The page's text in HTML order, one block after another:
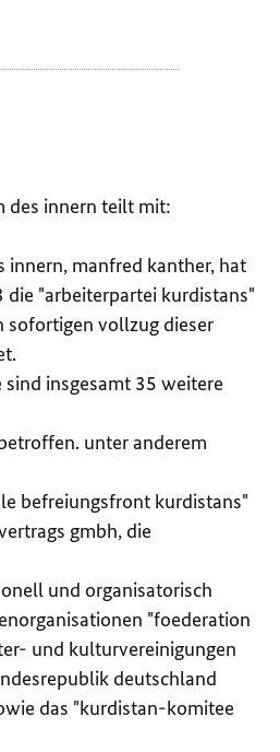
des innern teilt mit:
innern, manfred kanther, hat
die "arbeiterpartei kurdistans"
sofortigen vollzug dieser
insgesamt 35 weitere
unter anderem
befreiungsfront kurdistans"
gmbh, die
und organisatorisch
"foederation
und kulturvereinigungen
deutschland
das "kurdistan-komitee